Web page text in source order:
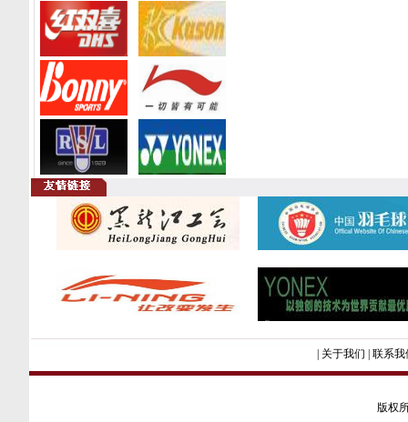
关于我们 联系我
版权所